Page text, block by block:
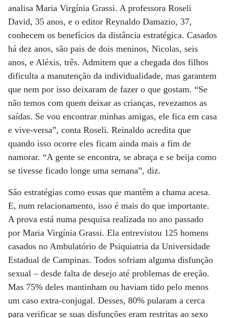
analisa Maria Virgínia Grassi. A professora Roseli
David, 35 anos, e o editor Reynaldo Damazio, 37,
conhecem os benefícios da distância estratégica. Casados
há dez anos, são pais de dois meninos, Nicolas, seis
anos, e Aléxis, três. Admitem que a chegada dos filhos
dificulta a manutenção da individualidade, mas garantem
que nem por isso deixaram de fazer o que gostam. “Se
não temos com quem deixar as crianças, revezamos as
saídas. Se vou encontrar minhas amigas, ele fica em casa
e vive-versa”, conta Roseli. Reinaldo acredita que
quando isso ocorre eles ficam ainda mais a fim de
namorar. “A gente se encontra, se abraça e se beija como
se tivesse ficado longe uma semana”, diz.
São estratégias como essas que mantêm a chama acesa.
E, num relacionamento, isso é mais do que importante.
A prova está numa pesquisa realizada no ano passado
por Maria Virgínia Grassi. Ela entrevistou 125 homens
casados no Ambulatório de Psiquiatria da Universidade
Estadual de Campinas. Todos sofriam alguma disfunção
sexual – desde falta de desejo até problemas de ereção.
Mas 75% deles mantinham ou haviam tido pelo menos
um caso extra-conjugal. Desses, 80% pularam a cerca
para verificar se suas disfunções eram restritas ao sexo